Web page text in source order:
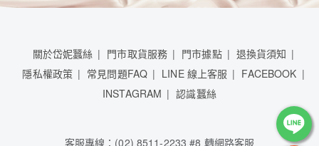
關於岱妮蠶絲 門市取貨服務 門市據點
退換貨須知
隱私權政策
常見問題FAQ LINE 線上客服
FACEBOOK
INSTAGRAM
認識蠶絲
客服專線：(02) 8511-2233 #8 轉網路客服